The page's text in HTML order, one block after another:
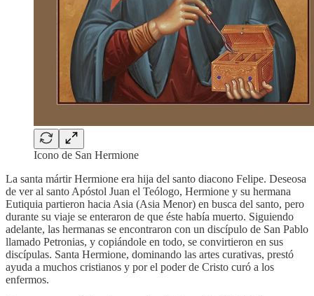
Icono de San Hermione
La santa mártir Hermione era hija del santo diacono Felipe. Deseosa
de ver al santo Apóstol Juan el Teólogo, Hermione y su hermana
Eutiquia partieron hacia Asia (Asia Menor) en busca del santo, pero
durante su viaje se enteraron de que éste había muerto. Siguiendo
adelante, las hermanas se encontraron con un discípulo de San Pablo
llamado Petronias, y copiándole en todo, se convirtieron en sus
discípulas. Santa Hermione, dominando las artes curativas, prestó
ayuda a muchos cristianos y por el poder de Cristo curó a los
enfermos.